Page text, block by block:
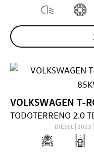
VOLKSWAGEN T-
TODOTERRENO 2.0
DIESEL 2023